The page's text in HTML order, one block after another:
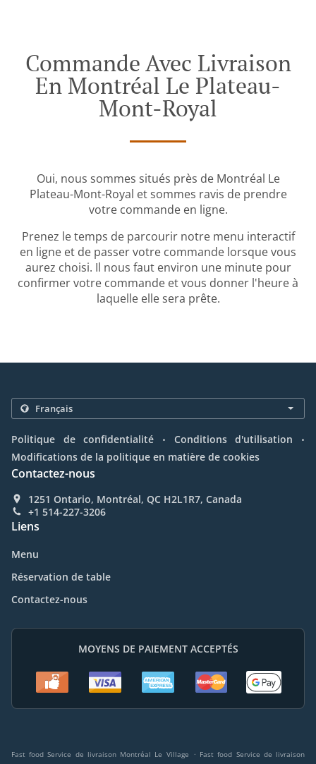
Commande Avec Livraison
En Montréal Le Plateau-
Mont-Royal
Oui, nous sommes situés près de Montréal Le
Plateau-Mont-Royal et sommes ravis de prendre
votre commande en ligne.
Prenez le temps de parcourir notre menu interactif
en ligne et de passer votre commande lorsque vous
aurez choisi. Il nous faut environ une minute pour
confirmer votre commande et vous donner l'heure à
laquelle elle sera prête.
Politique de confidentialité . Conditions d'utilisation .
Modifications de la politique en matière de cookies
Contactez-nous
1251 Ontario, Montréal, QC H2L1R7, Canada
+1 514-227-3206
Liens
Menu
Réservation de table
Contactez-nous
MOYENS DE PAIEMENT ACCEPTÉS
Fast food Service de livraison Montréal Le Village . Fast food Service de livraison